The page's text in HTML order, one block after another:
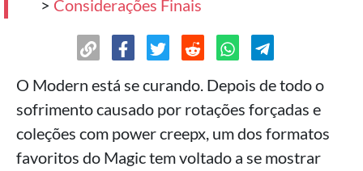
> Considerações Finais
O Modern está se curando. Depois de todo o
sofrimento causado por rotações forçadas e
coleções com power creepx, um dos formatos
favoritos do Magic tem voltado a se mostrar